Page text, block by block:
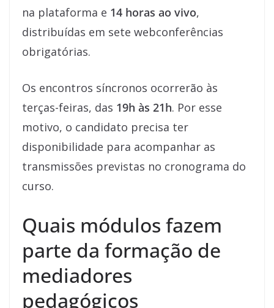
na plataforma e 14 horas ao vivo,
distribuídas em sete webconferências
obrigatórias.
Os encontros síncronos ocorrerão às
terças-feiras, das 19h às 21h. Por esse
motivo, o candidato precisa ter
disponibilidade para acompanhar as
transmissões previstas no cronograma do
curso.
Quais módulos fazem
parte da formação de
mediadores
pedagógicos